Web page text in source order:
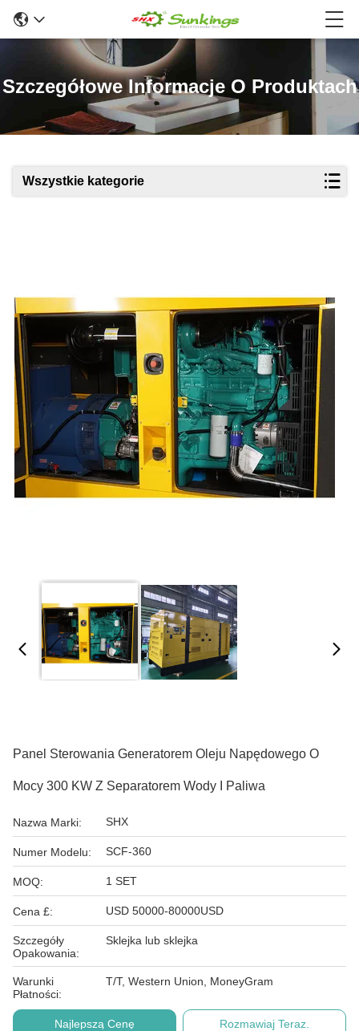
Szczegółowe Informacje O Produktach
Wszystkie kategorie
Panel Sterowania Generatorem Oleju Napędowego O
Mocy 300 KW Z Separatorem Wody I Paliwa
Nazwa Marki: SHX
Numer Modelu: SCF-360
MOQ: 1 SET
Cena £: USD 50000-80000USD
Szczegóły
Opakowania:
Sklejka lub sklejka
Warunki
Płatności:
T/T, Western Union, MoneyGram
Najlepszą Cenę Rozmawiaj Teraz.